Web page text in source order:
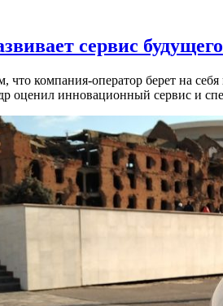
сервис будущего
что компания-оператор берет на
оценил инновационный сервис и